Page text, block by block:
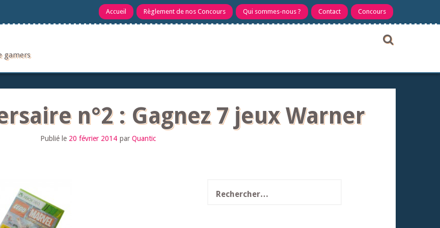
Accueil Règlement de nos Concours Qui sommes-nous ? Contact Concours
gamers
n°2 : Gagnez 7 jeux Warner
Publié le 20 février 2014 par Quantic